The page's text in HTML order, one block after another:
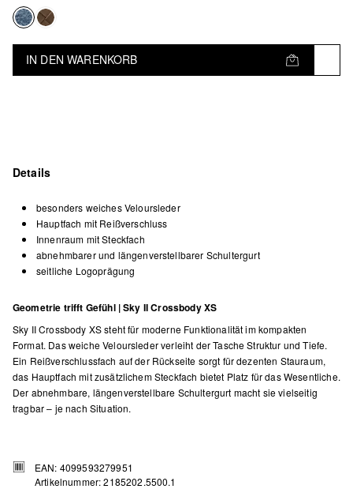
IN DEN WARENKORB
Details
besonders weiches Veloursleder
Hauptfach mit Reißverschluss
Innenraum mit Steckfach
abnehmbarer und längenverstellbarer Schultergurt
seitliche Logoprägung
Geometrie trifft Gefühl | Sky II Crossbody XS
Sky II Crossbody XS steht für moderne Funktionalität im kompakten
Format. Das weiche Veloursleder verleiht der Tasche Struktur und Tiefe.
Ein Reißverschlussfach auf der Rückseite sorgt für dezenten Stauraum,
das Hauptfach mit zusätzlichem Steckfach bietet Platz für das Wesentliche.
Der abnehmbare, längenverstellbare Schultergurt macht sie vielseitig
tragbar – je nach Situation.
EAN: 4099593279951
Artikelnummer: 2185202.5500.1